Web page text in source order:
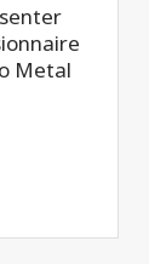
Metal